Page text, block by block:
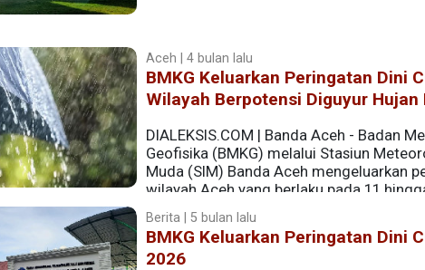
Aceh | 4 bulan lalu
BMKG Keluarkan Peringatan Dini
Wilayah Berpotensi Diguyur Hujan
DIALEKSIS.COM | Banda Aceh - Badan
Geofisika (BMKG) melalui Stasiun
Muda (SIM) Banda Aceh mengeluarkan
wilayah Aceh yang berlaku pada 11
berpotensi mengalami hujan dengan intensitas sedang
Berita | 5 bulan lalu
BMKG Keluarkan Peringatan Dini
2026